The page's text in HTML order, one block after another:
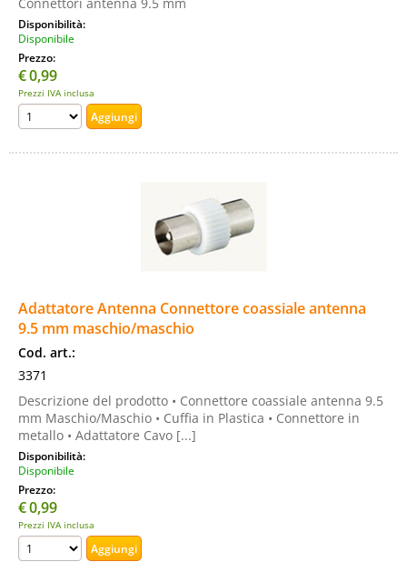
Disponibilità:
Disponibile
Prezzo:
€0,99
Prezzi IVA inclusa
Adattatore Antenna Connettore coassiale antenna
9.5 mm maschio/maschio
Cod. art.:
3371
Descrizione del prodotto • Connettore coassiale antenna 9.5
mm Maschio/Maschio • Cuffia in Plastica • Connettore in
metallo • Adattatore Cavo [...]
Disponibilità:
Disponibile
Prezzo:
€0,99
Prezzi IVA inclusa